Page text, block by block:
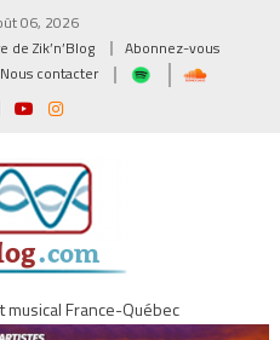
06, 2026
de Zik’n’Blog
Abonnez-vous
Nous contacter
France-Québec